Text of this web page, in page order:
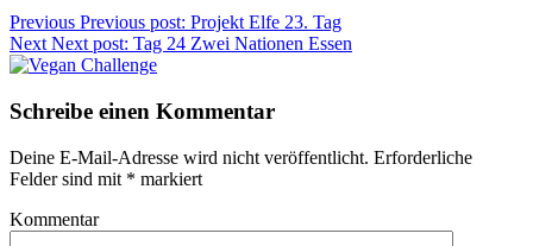
Previous Previous post: Projekt Elfe 23. Tag
Next Next post: Tag 24 Zwei Nationen Essen
Schreibe einen Kommentar
Deine E-Mail-Adresse wird nicht veröffentlicht. Erforderliche
Felder sind mit * markiert
Kommentar